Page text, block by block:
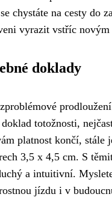
chystáte na cesty do
vyrazit vstříc novým
doklady
totožnosti,
platnost končí, stále
3,5 x 4,5 cm. S
a intuitivní.
jízdu i v